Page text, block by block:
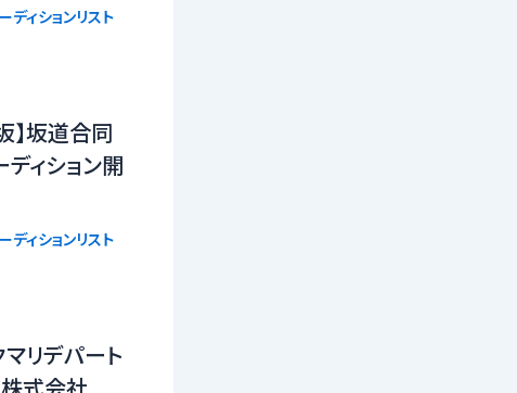
ディションリスト
】坂道合同
ィション開
ディションリスト
リデパート